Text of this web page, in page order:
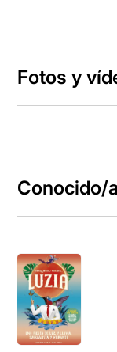
Fotos y
Conocido/